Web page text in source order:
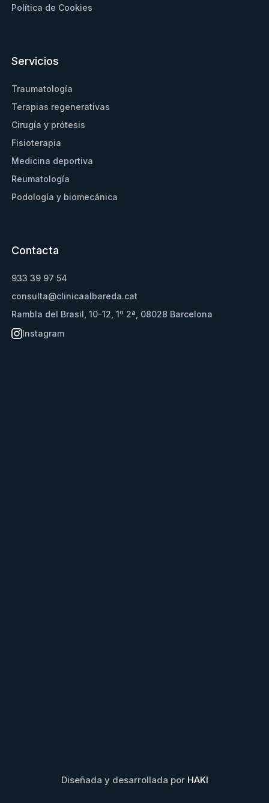
Política de Cookies
Servicios
Traumatología
Terapias regenerativas
Cirugía y prótesis
Fisioterapia
Medicina deportiva
Reumatología
Podología y biomecánica
Contacta
933 39 97 54
consulta@clinicaalbareda.cat
Rambla del Brasil, 10-12, 1º 2ª, 08028 Barcelona
Instagram
Diseñada y desarrollada por HAKI